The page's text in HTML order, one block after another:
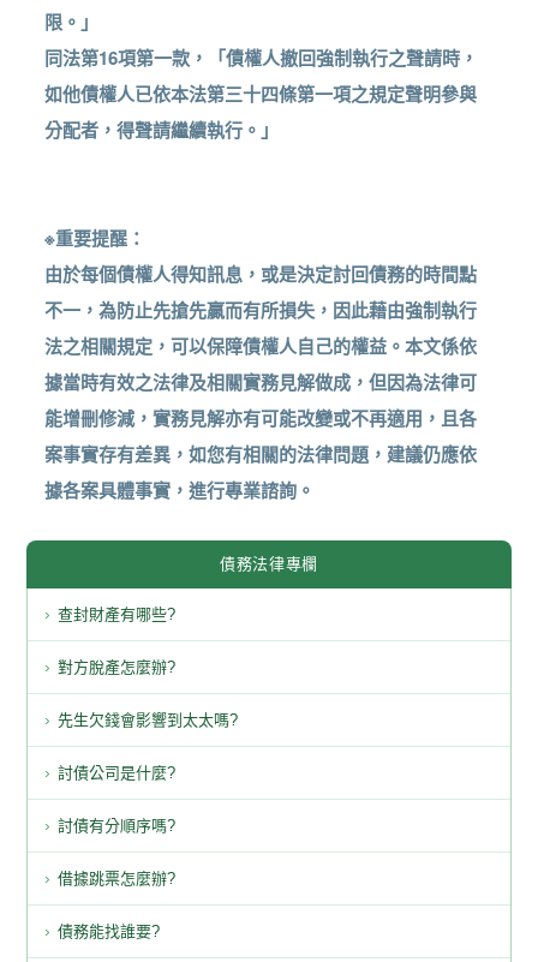
限。」
同法第16項第一款，「債權人撤回強制執行之聲請時，
如他債權人已依本法第三十四條第一項之規定聲明參與
分配者，得聲請繼續執行。」
※重要提醒：
由於每個債權人得知訊息，或是決定討回債務的時間點
不一，為防止先搶先贏而有所損失，因此藉由強制執行
法之相關規定，可以保障債權人自己的權益。本文係依
據當時有效之法律及相關實務見解做成，但因為法律可
能增刪修減，實務見解亦有可能改變或不再適用，且各
案事實存有差異，如您有相關的法律問題，建議仍應依
據各案具體事實，進行專業諮詢。
債務法律專欄
查封財產有哪些?
對方脫產怎麼辦?
先生欠錢會影響到太太嗎?
討債公司是什麼?
討債有分順序嗎?
借據跳票怎麼辦?
債務能找誰要?